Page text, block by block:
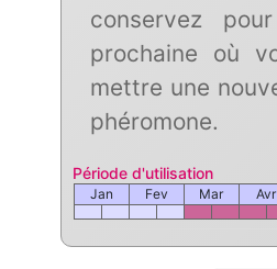
conservez
prochaine où
mettre une
phéromone.
Période d'utilisation
Jan Fev Mar Avr